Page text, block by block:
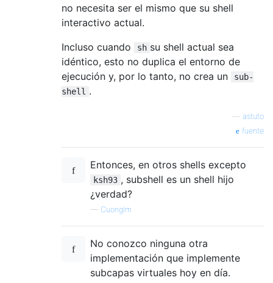
no necesita ser el mismo que su shell
interactivo actual.
Incluso cuando
sh su shell actual sea
idéntico, esto no duplica el entorno de
ejecución y, por lo tanto, no crea un
sub-
shell .
astuto
fuente
Entonces, en otros shells excepto
ksh93 , subshell es un shell hijo
¿verdad?
— Cuonglm
No conozco ninguna otra
implementación que implemente
subcapas virtuales hoy en día.